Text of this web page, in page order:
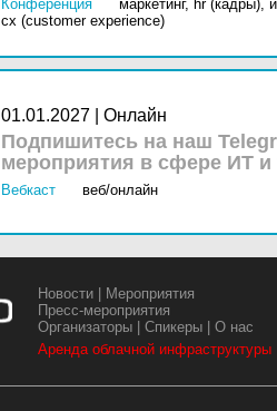
Конференция маркетинг, hr (кадры),
cx (customer experience)
01.01.2027 | Онлайн
Подпишитесь на наш
мероприятия в сфере ИТ и
Вебкаст
веб/онлайн
Новости
Мероприятия
Пресс-мероприятия
Организаторы |Спикеры |О нас
Аренда облачной инфраструктуры